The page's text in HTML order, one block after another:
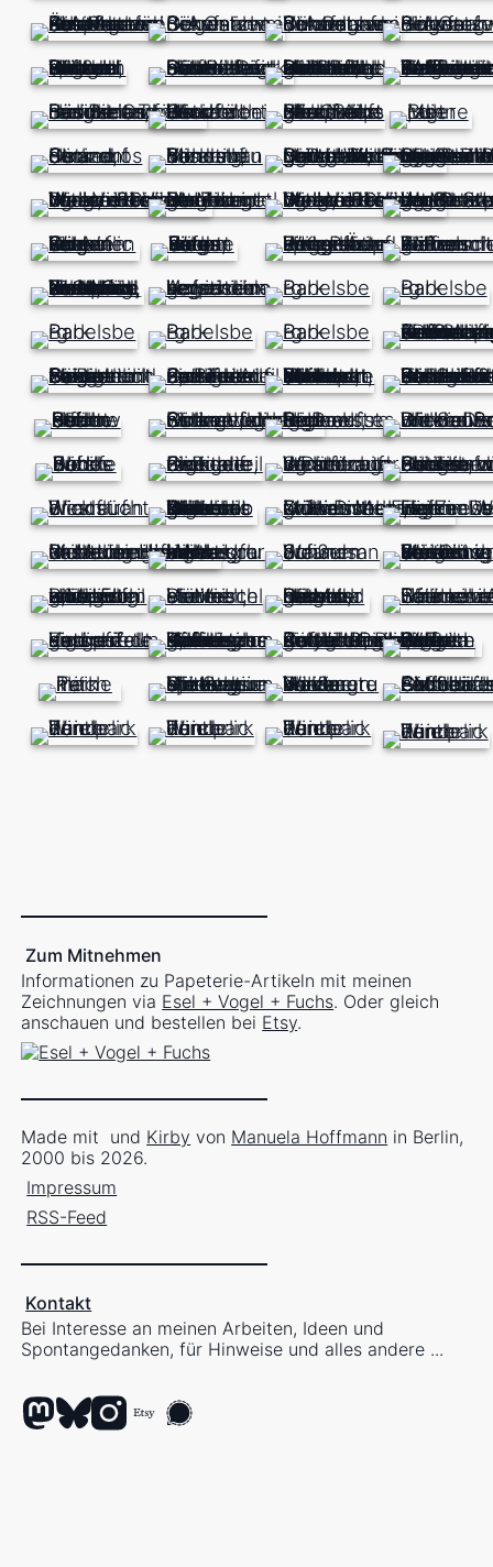
Zum Mitnehmen
Informationen zu Papeterie-Artikeln mit meinen
Zeichnungen via Esel + Vogel + Fuchs. Oder gleich
anschauen und bestellen bei Etsy.
Made mit und Kirby von Manuela Hoffmann in Berlin,
2000 bis 2026.
Impressum
RSS-Feed
Kontakt
Bei Interesse an meinen Arbeiten, Ideen und
Spontangedanken, für Hinweise und alles andere ...